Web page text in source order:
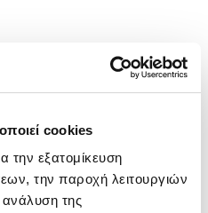
cookies
την εξατομίκευση
την παροχή λειτουργιών
της